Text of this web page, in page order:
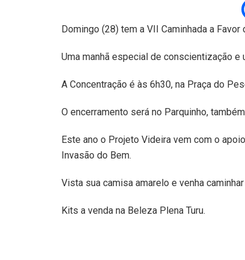
Domingo (28) tem a VII Caminhada a
Uma manhã especial de conscientização e
A Concentração é às 6h30, na Praça do
O encerramento será no Parquinho,
Este ano o Projeto Videira vem com o
Invasão do Bem.
Vista sua camisa amarelo e venha
Kits a venda na Beleza Plena Turu.